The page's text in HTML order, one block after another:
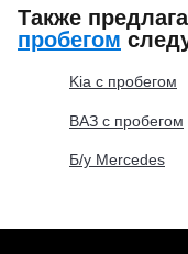
Также
пробегом
Kia с пробегом
ВАЗ с пробегом
Б/у Mercedes